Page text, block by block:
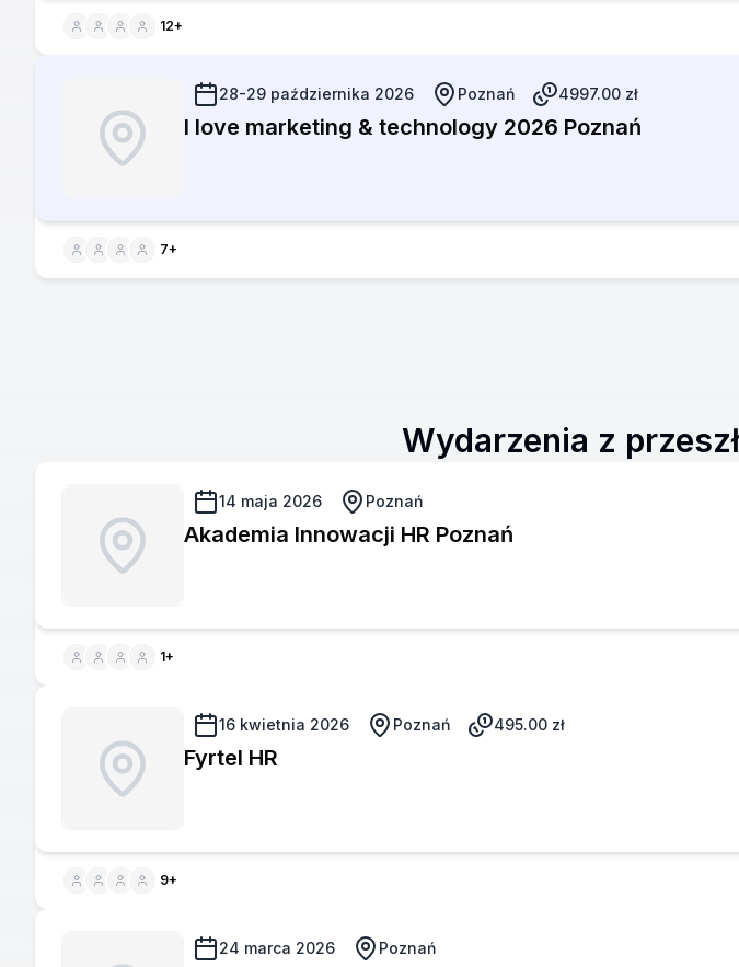
12+
28-29 października 2026 Poznań 4997.00 zł
I love marketing & technology 2026 Poznań
7+
Wydarzenia z
14 maja 2026 Poznań
Akademia Innowacji HR Poznań
1+
16 kwietnia 2026 Poznań 495.00 zł
Fyrtel HR
9+
24 marca 2026 Poznań